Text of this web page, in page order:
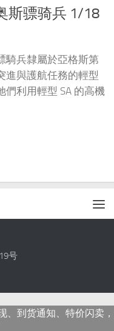
斯骠骑兵 1/18
騎兵隸屬於亞格斯第
進與護航任務的輕型
利用輕型 SA 的高機
号
、到货通知、特价闪卖，